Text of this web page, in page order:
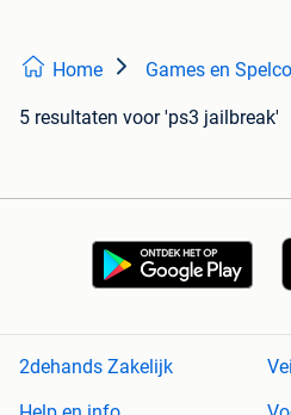
Home Games en
5 resultaten voor 'ps3 jailbreak'
2dehands Zakelijk